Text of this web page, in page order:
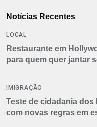
Notícias Recentes
LOCAL
Restaurante em
para quem quer jantar
IMIGRAÇÃO
Teste de cidadania
com novas regras em